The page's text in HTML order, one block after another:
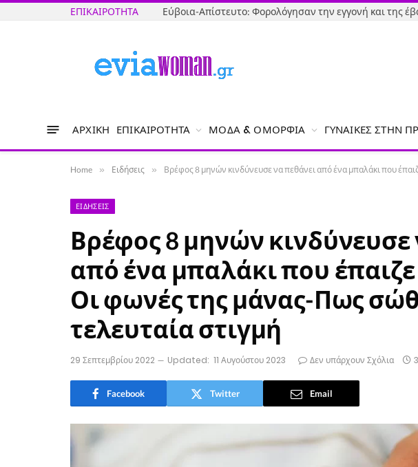
ΕΠΙΚΑΙΡΌΤΗΤΑ
ΑΡΧΙΚΉ ΕΠΙΚΑΙΡΌΤΗΤΑ ΜΌΔΑ & ΟΜΟΡΦΙΆ ΓΥΝΑΊΚΕΣ ΣΤΗΝ
Home » Ειδήσεις » Βρέφος 8 μηνών κινδύνευσε να πεθάνει από ένα μπαλάκι που
ΕΙΔΉΣΕΙΣ
Βρέφος 8 μηνών κινδύνευσε
από ένα μπαλάκι που έπαιζε
Οι φωνές της μάνας-Πως
τελευταία στιγμή
29 Σεπτεμβρίου 2022 Updated: 11 Αυγούστου 2023 Δεν υπάρχουν Σχόλια
Facebook Twitter Email